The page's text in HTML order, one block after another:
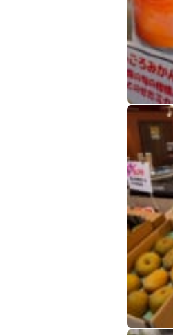
桃スイ